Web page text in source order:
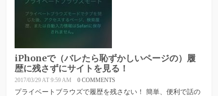
iPhoneで（バレたら恥ずかしいページの）履
歴に残さずにサイトを見る！
2017/03/29 AT 9:59 AM 0 COMMENTS
プライベートブラウズで履歴を残さない！ 簡単、便利で話の